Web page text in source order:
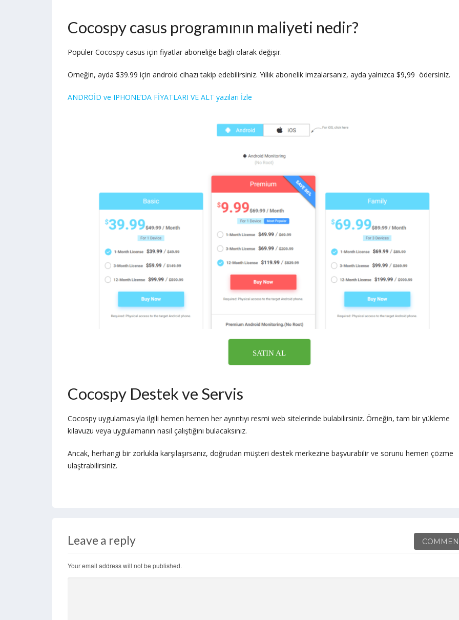
Cocospy casus programının maliyeti nedir?
Popüler Cocospy casus için fiyatlar aboneliğe bağlı olarak değişir.
Örneğin, ayda $39.99 için android cihazı takip edebilirsiniz. Yıllık abonelik imzalarsanız, ayda yalnızca $9,99 ödersiniz.
ANDROİD ve IPHONE’DA FİYATLARI VE ALT yazıları İzle
SATIN AL
Cocospy Destek ve Servis
Cocospy uygulamasıyla ilgili hemen hemen her ayrıntıyı resmi web sitelerinde bulabilirsiniz. Örneğin, tam bir yükleme
kılavuzu veya uygulamanın nasıl çalıştığını bulacaksınız.
Ancak, herhangi bir zorlukla karşılaşırsanız, doğrudan müşteri destek merkezine başvurabilir ve sorunu hemen çözme
ulaştrabilirsiniz.
Leave a reply
Your email address will not be published.